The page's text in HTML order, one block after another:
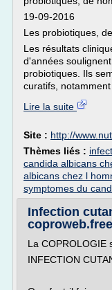
19-09-2016
Les probiotiques,
Les résultats
d'années
probiotiques. Ils
curatifs,
Lire la suite
Site : http://
Thèmes liés :
candida albicans
albicans chez l
symptomes du
Infection
La COPROLOGIE
INFECTION